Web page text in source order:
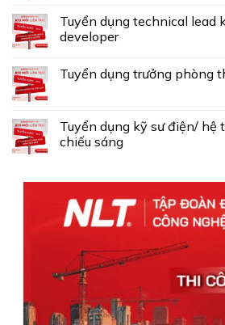
Tuyển dụng technical lead
developer
Tuyển dụng trưởng phòng
Tuyển dụng kỹ sư điện/ hệ
chiếu sáng